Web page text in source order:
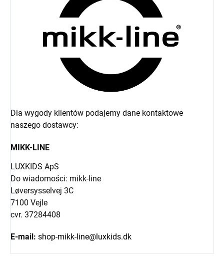
Dla wygody klientów podajemy dane kontaktowe
naszego dostawcy:
MIKK-LINE
LUXKIDS ApS
Do wiadomości: mikk-line
Løversysselvej 3C
7100 Vejle
cvr. 37284408
E-mail: shop-mikk-line@luxkids.dk